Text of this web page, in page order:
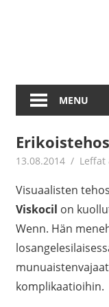
MENU
13.08.2014 Leffat
Visuaalisten
Viskocil on
Wenn. Hän
komplikaatioihin.